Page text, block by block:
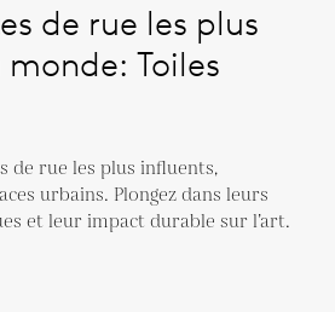
de rue les plus
Toiles
de rue les plus influents,
urbains. Plongez dans leurs
et leur impact durable sur l’art.